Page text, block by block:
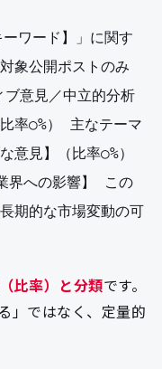
ワード】」に関す
象公開ポストのみ
意見／中立的分析
率○%） 主なテーマ
見】（比率○%）
界への影響】 この
期的な市場変動の可
比率）と分類です。
」ではなく、定量的